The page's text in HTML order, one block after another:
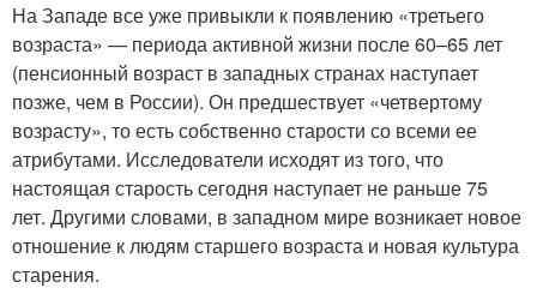
На Западе все уже привыкли к появлению «третьего
возраста» — периода активной жизни после 60–65 лет
(пенсионный возраст в западных странах наступает
позже, чем в России). Он предшествует «четвертому
возрасту», то есть собственно старости со всеми ее
атрибутами. Исследователи исходят из того, что
настоящая старость сегодня наступает не раньше 75
лет. Другими словами, в западном мире возникает новое
отношение к людям старшего возраста и новая культура
старения.